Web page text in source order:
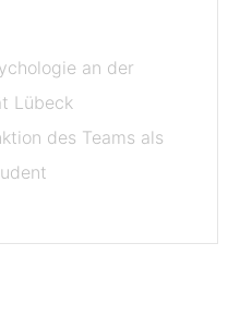
an der
Lübeck
des Teams als